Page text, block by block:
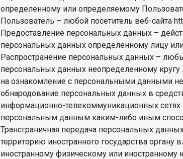
определенному или определяемому
Пользователь – любой посетитель веб-сайта
Предоставление персональных данных –
персональных данных определенному лицу
Распространение персональных данных –
персональных данных неопределенному
на ознакомление с персональными данными
обнародование персональных данных в
информационно-телекоммуникационных сетях
персональным данным каким-либо иным
Трансграничная передача персональных
территорию иностранного государства органу
иностранному физическому или иностранному